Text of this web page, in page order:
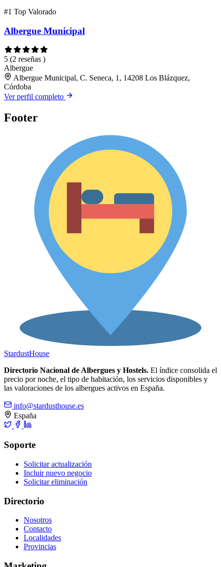
#1 Top Valorado
Albergue Municipal
5 (2 reseñas )
Albergue
Albergue Municipal, C. Seneca, 1, 14208 Los Blázquez,
Córdoba
Ver perfil completo
Footer
StardustHouse
Directorio Nacional de Albergues y Hostels. El índice consolida el
precio por noche, el tipo de habitación, los servicios disponibles y
las valoraciones de los albergues activos en España.
info@stardusthouse.es
España
Soporte
Solicitar actualización
Incluir nuevo negocio
Solicitar eliminación
Directorio
Nosotros
Contacto
Localidades
Provincias